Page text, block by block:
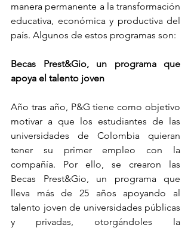
manera permanente a la transformación
educativa, económica y productiva del
país. Algunos de estos programas son:
Becas Prest&Gio, un programa que
apoya el talento joven
Año tras año, P&G tiene como objetivo
motivar a que los estudiantes de las
universidades de Colombia quieran
tener su primer empleo con la
compañía. Por ello, se crearon las
Becas Prest&Gio, un programa que
lleva más de 25 años apoyando al
talento joven de universidades públicas
y privadas, otorgándoles la